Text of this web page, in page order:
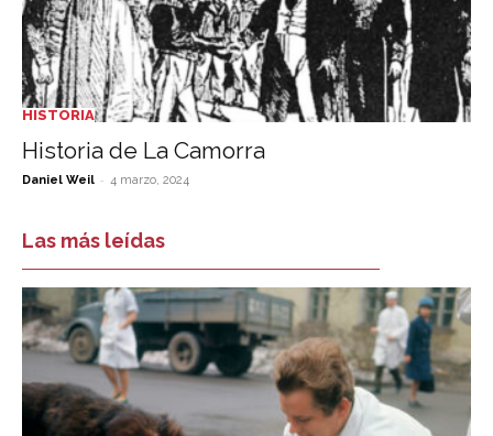
HISTORIA
Historia de La Camorra
Daniel Weil - 4 marzo, 2024
Las más leídas